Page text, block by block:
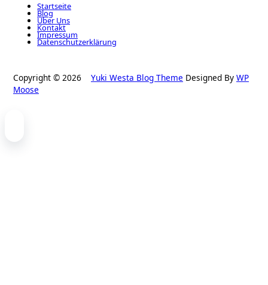
Startseite
Blog
Über Uns
Kontakt
Impressum
Datenschutzerklärung
Copyright © 2026 Yuki Westa Blog Theme Designed By WP
Moose